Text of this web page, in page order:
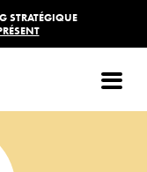
STRATÉGIQUE